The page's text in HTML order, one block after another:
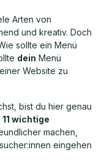
Arten von
und kreativ. Doch
sollte ein Menü
dein Menü
Website zu
bist du hier genau
11 wichtige
machen,
eingehen